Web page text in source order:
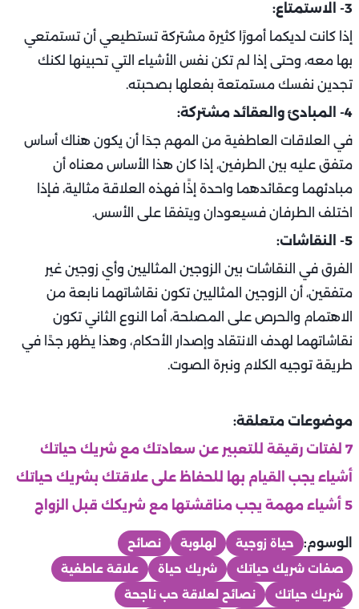
3- الاستمتاع:
إذا كانت لديكما أمورًا كثيرة مشتركة تستطيعي أن تستمتعي
بها معه، وحتى إذا لم تكن نفس الأشياء التي تحبينها لكنك
تجدين نفسك مستمتعة بفعلها بصحبته.
4- المبادئ والعقائد مشتركة:
في العلاقات العاطفية من المهم جدَا أن يكون هناك أساس
متفق عليه بين الطرفين، إذا كان هذا الأساس معناه أن
مبادئهما وعقائدهما واحدة إذًا فهذه العلاقة مثالية، فإذا
اختلف الطرفان فسيعودان ويتفقا على الأسس.
5- النقاشات:
الفرق في النقاشات بين الزوجين المثاليين وأي زوجين غير
متفقين، أن الزوجين المثاليين تكون نقاشاتهما نابعة من
الاهتمام والحرص على المصلحة، أما النوع الثاني تكون
نقاشاتهما لهدف الانتقاد وإصدار الأحكام، وهذا يظهر جدًا في
طريقة توجيه الكلام ونبرة الصوت.
موضوعات متعلقة:
7 لفتات رقيقة للتعبير عن سعادتك مع شريك حياتك
أشياء يجب القيام بها للحفاظ على علاقتك بشريك حياتك
5 أشياء مهمة يجب مناقشتها مع شريكك قبل الزواج
الوسوم: حياة زوجية لهلوبة
نصائح
صفات شريك حياتك
شريك حياة
علاقة عاطفية
شريك حياتك
نصائح لعلاقة حب ناجحة